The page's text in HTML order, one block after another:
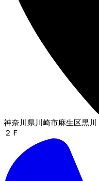
神奈川県川崎市麻生区黒
２Ｆ